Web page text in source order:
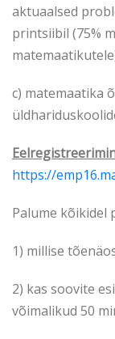
aktuaalsed
printsiibil (75%
c) matemaatika
https://
Palume kõikidel
1) millise
2) kas soovite
võimalikud 50